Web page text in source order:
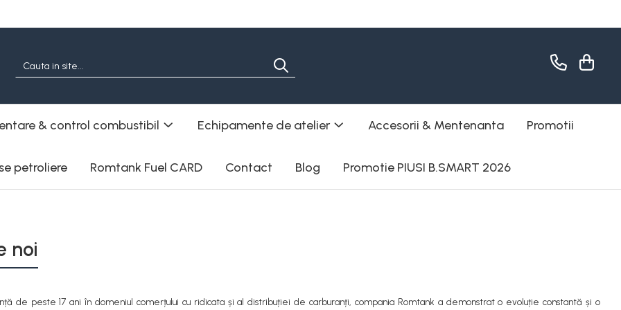
& control combustibil Echipamente de atelier Accesorii & Mentenanta Promotii
petroliere Romtank Fuel CARD Contact Blog Promotie PIUSI B.SMART 2026
noi
de peste 17 ani în domeniul comerțului cu ridicata și al distribuției de carburanți, compania Romtank a demonstrat o evoluție constantă și o